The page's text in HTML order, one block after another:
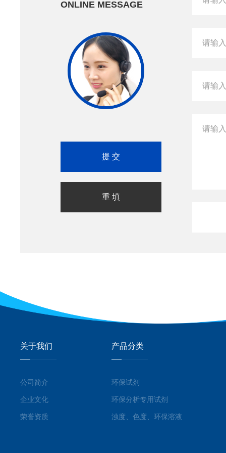
ONLINE MESSAGE
关于我们
公司简介
企业文化
荣誉资质
产品分类
环保试剂
环保分析专用试剂
浊度、色度、环保溶液